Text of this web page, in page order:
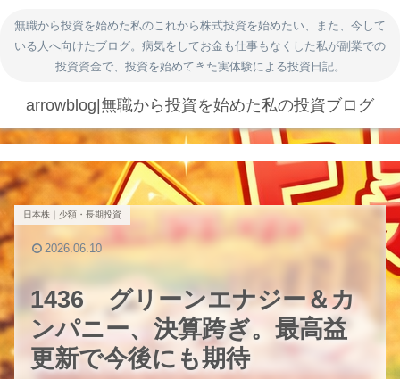
無職から投資を始めた私のこれから株式投資を始めたい、また、今して
いる人へ向けたブログ。病気をしてお金も仕事もなくした私が副業での
投資資金で、投資を始めてきた実体験による投資日記。
arrowblog|無職から投資を始めた私の投資ブログ
1436 グリーンエナジー＆カ
ンパニー、決算跨ぎ。最高益
更新で今後にも期待
日本株｜少額・長期投資
2026.06.10